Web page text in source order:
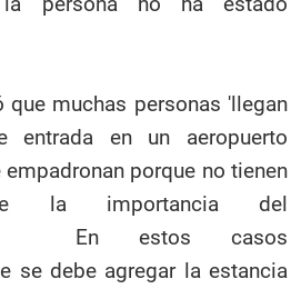
que muchas personas 'llegan
en un aeropuerto
porque no tienen
la importancia del
En estos casos
se debe agregar la estancia